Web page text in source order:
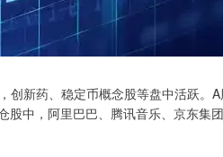
新药、稳定币概念股等盘中活跃。A
中，阿里巴巴、腾讯音乐、京东集